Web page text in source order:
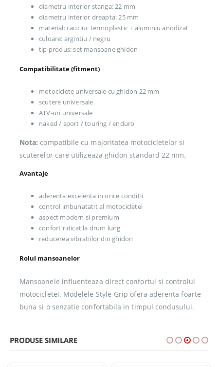
diametru interior stanga: 22 mm
diametru interior dreapta: 25 mm
material: cauciuc termoplastic + aluminiu anodizat
culoare: argintiu / negru
tip produs: set mansoane ghidon
Compatibilitate (fitment)
motociclete universale cu ghidon 22 mm
scutere universale
ATV-uri universale
naked / sport / touring / enduro
Nota: compatibile cu majoritatea motocicletelor si
scuterelor care utilizeaza ghidon standard 22 mm.
Avantaje
aderenta excelenta in orice conditii
control imbunatatit al motocicletei
aspect modern si premium
confort ridicat la drum lung
reducerea vibratiilor din ghidon
Rolul mansoanelor
Mansoanele influenteaza direct confortul si controlul
motocicletei. Modelele Style-Grip ofera aderenta foarte
buna si o senzatie confortabila in timpul condusului.
PRODUSE SIMILARE